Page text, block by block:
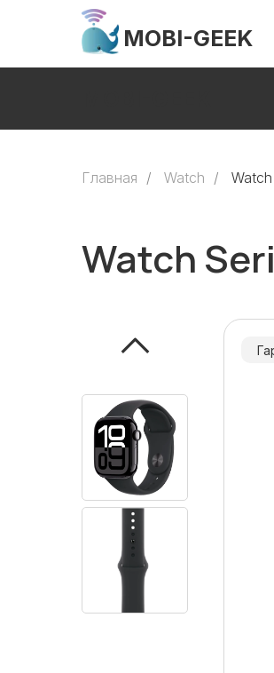
MOBI-GEEK
Главная / Watch /
Watch